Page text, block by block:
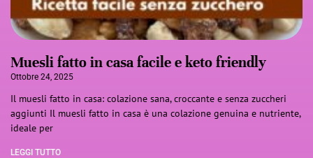
Muesli fatto in casa facile e keto friendly
Ottobre 24, 2025
Il muesli fatto in casa: colazione sana, croccante e senza zuccheri
aggiunti Il muesli fatto in casa è una colazione genuina e nutriente,
ideale per
LEGGI TUTTO